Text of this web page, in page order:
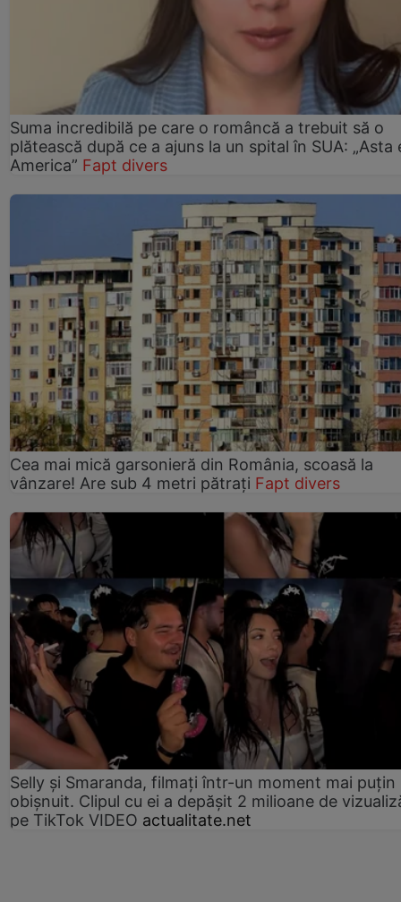
Suma incredibilă pe care o româncă a trebuit să o
plătească după ce a ajuns la un spital în SUA: „Asta
America” Fapt divers
Cea mai mică garsonieră din România, scoasă la
vânzare! Are sub 4 metri pătrați Fapt divers
Selly și Smaranda, filmați într-un moment mai puțin
obișnuit. Clipul cu ei a depășit 2 milioane de
pe TikTok VIDEO actualitate.net